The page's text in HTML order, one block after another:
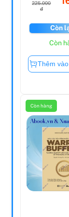
225.000
đ
Còn
Còn
Thêm
Còn hàng